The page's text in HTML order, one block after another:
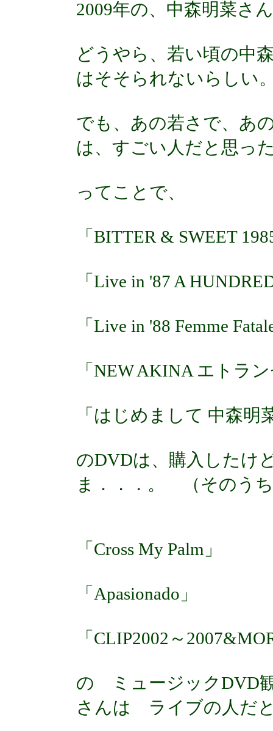
2009年の、中森明菜さ
どうやら、若い頃の中
はそそられないらしい
でも、あの若さで、あ
は、すごい人だと思っ
ってことで、
「BITTER & SWEET
「Live in '87 A
「Live in '88 Femme
「NEW AKINA エトラ
「はじめまして 中森明
のDVDは、購入した
ま．．．。 （そのう
「Cross My Palm」
「Apasionado」
「CLIP2002～
の ミュージックDVD
さんは ライブの人だ